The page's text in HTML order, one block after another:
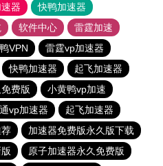
器
快鸭加速器
软件中心
雷霆加速
VPN
雷霆vp加速器
快鸭加速器
起飞加速器
费版
小黄鸭vp加速
vp加速器
起飞加速器
加速器免费版永久版下载
原子加速器永久免费版